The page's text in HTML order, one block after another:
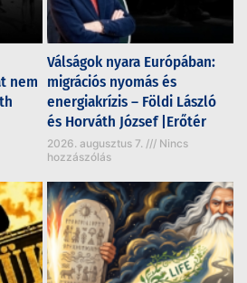
nem
Válságok nyara Európában:
migrációs nyomás és
energiakrízis – Földi László
és Horváth József |Erőtér
2026. augusztus 7.
Nincs
hozzászólás